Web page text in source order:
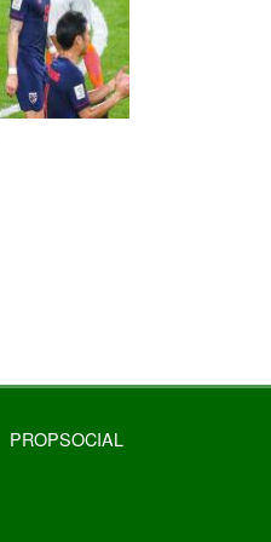
PROPSOCIAL